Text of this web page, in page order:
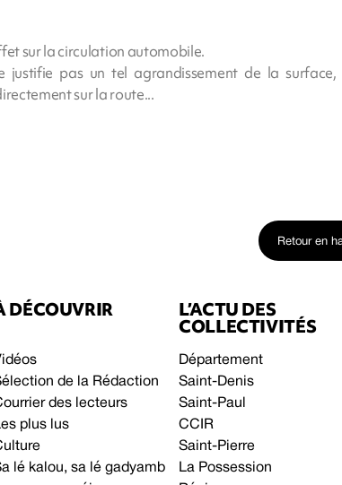
sur la circulation automobile.
justifie pas un tel agrandissement de la
sur la route...
Retour en
DÉCOUVRIR
de la Rédaction
des lecteurs
plus lus
lé kalou, sa lé gadyamb
L’ACTU DES
COLLECTIVITÉS
Département
Saint-Denis
Saint-Paul
CCIR
Saint-Pierre
La Possession